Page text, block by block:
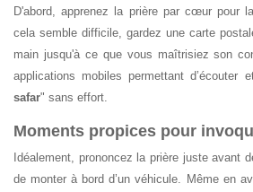
D'abord, apprenez la prière par cœur pour
cela semble difficile, gardez une carte
main jusqu'à ce que vous maîtrisiez son
applications mobiles permettant d’écouter
safar" sans effort.
Moments propices pour
Idéalement, prononcez la prière juste avant
de monter à bord d’un véhicule. Même en